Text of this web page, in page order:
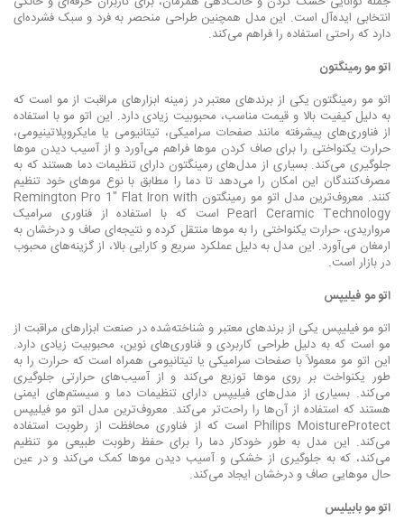
انتخابی ایده‌آل است. این مدل همچنین طراحی منحصر به فرد و سبک فشرده‌ای
دارد که راحتی استفاده را فراهم می‌کند.
اتو مو رمینگتون
اتو مو رمینگتون یکی از برندهای معتبر در زمینه ابزارهای مراقبت از مو است که
به دلیل کیفیت بالا و قیمت مناسب، محبوبیت زیادی دارد. این اتو مو با استفاده
از فناوری‌های پیشرفته مانند صفحات سرامیکی، تیتانیومی یا مایکروپلاتینیومی،
حرارت یکنواختی را برای صاف کردن موها فراهم می‌آورد و از آسیب دیدن موها
جلوگیری می‌کند. بسیاری از مدل‌های رمینگتون دارای تنظیمات دما هستند که به
مصرف‌کنندگان این امکان را می‌دهد تا دما را مطابق با نوع موهای خود تنظیم
کنند. معروف‌ترین مدل اتو مو رمینگتون Remington Pro 1" Flat Iron with
Pearl Ceramic Technology است که با استفاده از فناوری سرامیک
مرواریدی، حرارت یکنواختی را به موها منتقل کرده و نتیجه‌ای صاف و درخشان به
ارمغان می‌آورد. این مدل به دلیل عملکرد سریع و کارایی بالا، از گزینه‌های محبوب
در بازار است.
اتو مو فیلیپس
اتو مو فیلیپس یکی از برندهای معتبر و شناخته‌شده در صنعت ابزارهای مراقبت از
مو است که به دلیل طراحی کاربردی و فناوری‌های نوین، محبوبیت زیادی دارد.
این اتو مو معمولاً با صفحات سرامیکی یا تیتانیومی همراه است که حرارت را به
طور یکنواخت بر روی موها توزیع می‌کند و از آسیب‌های حرارتی جلوگیری
می‌کند. بسیاری از مدل‌های فیلیپس دارای تنظیمات دما و سیستم‌های ایمنی
هستند که استفاده از آن‌ها را راحت‌تر می‌کند. معروف‌ترین مدل اتو مو فیلیپس
Philips MoistureProtect است که از فناوری محافظت از رطوبت استفاده
می‌کند. این مدل به طور خودکار دما را برای حفظ رطوبت طبیعی مو تنظیم
می‌کند، که به جلوگیری از خشکی و آسیب دیدن موها کمک می‌کند و در عین
حال موهایی صاف و درخشان ایجاد می‌کند.
اتو مو بابیلیس